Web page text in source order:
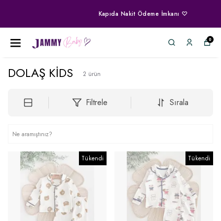
Kapıda Nakit Ödeme İmkanı ♡
0
DOLAŞ KİDS 2 ürün
Filtrele Sırala
Tükendi Tükendi